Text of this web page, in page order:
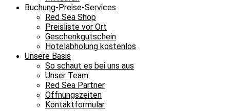
Buchung-Preise-Services
Red Sea Shop
Preisliste vor Ort
Geschenkgutschein
Hotelabholung kostenlos
Unsere Basis
So schaut es bei uns aus
Unser Team
Red Sea Partner
Öffnungszeiten
Kontaktformular